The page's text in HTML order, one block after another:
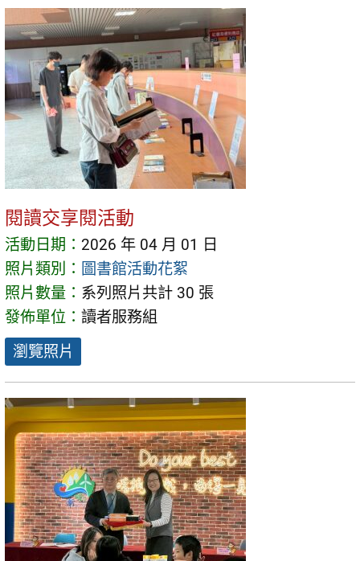
閱讀交享閱活動
活動日期： 2026 年 04 月 01 日
照片類別： 圖書館活動花絮
照片數量： 系列照片共計 30 張
發佈單位： 讀者服務組
瀏覽照片